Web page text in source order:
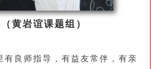
黄岩谊课题组）
有良师指导，有益友常伴，有亲